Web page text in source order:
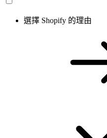
選擇 Shopify 的理由